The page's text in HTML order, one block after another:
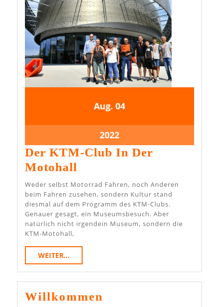
Aug. 4.
2022
044.
20224.
August
Der KTM-Club In Der
Motohall
KTM-
Club
In
Der
Weder selbst Motorrad Fahren, noch Anderen
beim Fahren zusehen, sondern Kultur stand
diesmal auf dem Programm des KTM-Clubs.
Genauer gesagt, ein Museumsbesuch. Aber
natürlich nicht irgendein Museum, sondern die
KTM-Motohall,
WEITER...WEITER...
Willkommen